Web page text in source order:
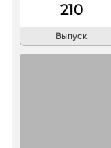
210
Выпуск